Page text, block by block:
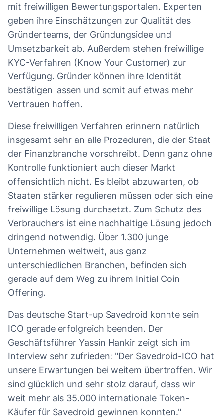
mit freiwilligen Bewertungsportalen. Experten
geben ihre Einschätzungen zur Qualität des
Gründerteams, der Gründungsidee und
Umsetzbarkeit ab. Außerdem stehen freiwillige
KYC-Verfahren (Know Your Customer) zur
Verfügung. Gründer können ihre Identität
bestätigen lassen und somit auf etwas mehr
Vertrauen hoffen.
Diese freiwilligen Verfahren erinnern natürlich
insgesamt sehr an alle Prozeduren, die der Staat
der Finanzbranche vorschreibt. Denn ganz ohne
Kontrolle funktioniert auch dieser Markt
offensichtlich nicht. Es bleibt abzuwarten, ob
Staaten stärker regulieren müssen oder sich eine
freiwillige Lösung durchsetzt. Zum Schutz des
Verbrauchers ist eine nachhaltige Lösung jedoch
dringend notwendig. Über 1.300 junge
Unternehmen weltweit, aus ganz
unterschiedlichen Branchen, befinden sich
gerade auf dem Weg zu ihrem Initial Coin
Offering.
Das deutsche Start-up Savedroid konnte sein
ICO gerade erfolgreich beenden. Der
Geschäftsführer Yassin Hankir zeigt sich im
Interview sehr zufrieden: "Der Savedroid-ICO hat
unsere Erwartungen bei weitem übertroffen. Wir
sind glücklich und sehr stolz darauf, dass wir
weit mehr als 35.000 internationale Token-
Käufer für Savedroid gewinnen konnten."